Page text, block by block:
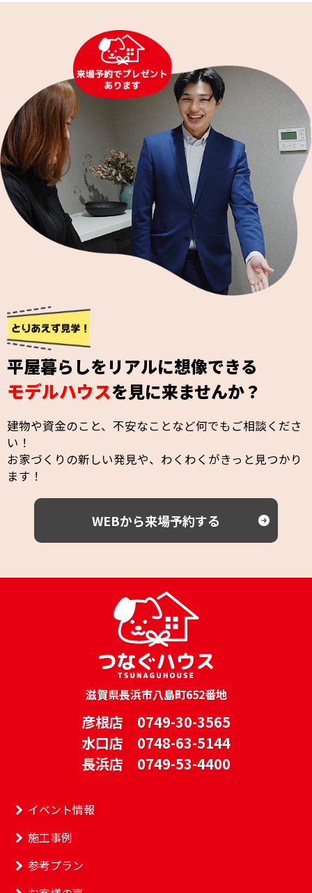
平屋暮らしをリアルに想像できる
モデルハウスを見に来ませんか？
建物や資金のこと、不安なことなど何でもご相談くださ
い！
お家づくりの新しい発見や、わくわくがきっと見つかり
ます！
WEBから来場予約する
滋賀県長浜市八島町652番地
彦根店 0749-30-3565
水口店 0748-63-5144
長浜店 0749-53-4400
イベント情報
施工事例
参考プラン